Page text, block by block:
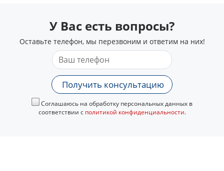
У Вас есть вопросы?
Оставьте телефон, мы перезвоним и ответим на них!
Получить консультацию
Соглашаюсь на обработку персональных данных в
соответствии с политикой конфиденциальности.